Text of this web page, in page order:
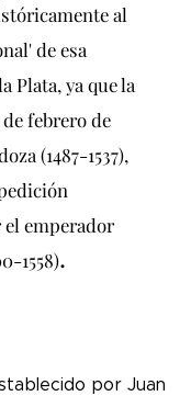
al
de esa
Plata, ya que la
febrero de
(1487-1537),
emperador
1558).
por Juan